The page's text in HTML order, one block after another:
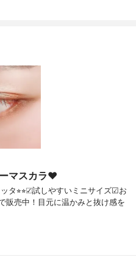
マスカラ♥︎
タ⭐︎⭐︎☑︎試しやすいミニサイズ☑︎お
販売中！目元に温かみと抜け感を